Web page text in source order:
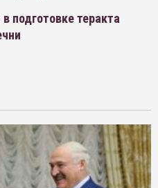
подготовке теракта